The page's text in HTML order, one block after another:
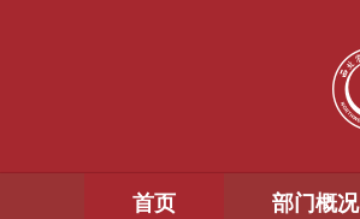
首页 部门概况